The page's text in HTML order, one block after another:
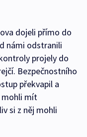
dojeli přímo do
námi odstranili
projely do
Bezpečnostního
překvapil a
mohli mít
si z něj mohli